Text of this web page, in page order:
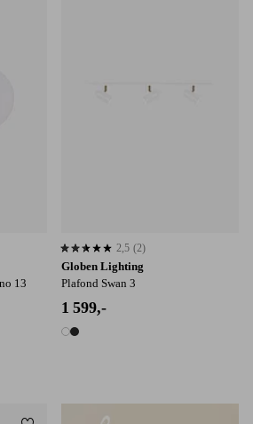
13
Globen Lighting
Plafond Swan 3
1 599,-
2 farger
2,5 basert på 2 karaktergivninger
2,5 (2)